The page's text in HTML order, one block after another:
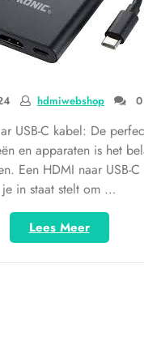
hdmiwebshop
USB-C kabel: De
en apparaten is het
Een HDMI naar USB-
je in staat stelt om …
Lees Meer“Verbeter
je